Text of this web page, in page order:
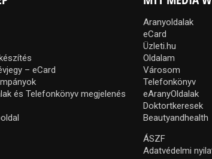
– eCard
és Telefonkönyv megjelenés
Aranyoldalak
eCard
Üzleti.hu
Oldalam
Városom
Telefonkönyv
eAranyOldalak
Doktortkeresek
Beautyandhealth
ÁSZF
Adatvédelmi